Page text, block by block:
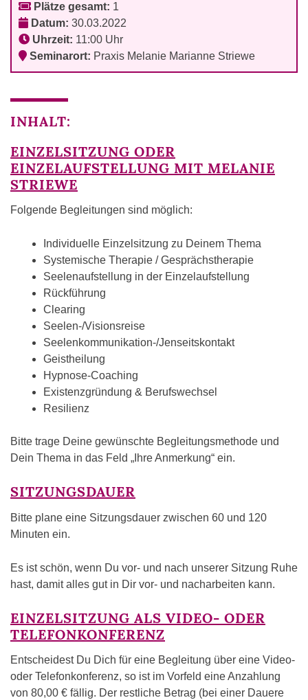
Plätze gesamt: 1
Datum: 30.03.2022
Uhrzeit: 11:00 Uhr
Seminarort: Praxis Melanie Marianne Striewe
INHALT:
EINZELSITZUNG ODER
EINZELAUFSTELLUNG MIT MELANIE
STRIEWE
Folgende Begleitungen sind möglich:
Individuelle Einzelsitzung zu Deinem Thema
Systemische Therapie / Gesprächstherapie
Seelenaufstellung in der Einzelaufstellung
Rückführung
Clearing
Seelen-/Visionsreise
Seelenkommunikation-/Jenseitskontakt
Geistheilung
Hypnose-Coaching
Existenzgründung & Berufswechsel
Resilienz
Bitte trage Deine gewünschte Begleitungsmethode und
Dein Thema in das Feld „Ihre Anmerkung“ ein.
SITZUNGSDAUER
Bitte plane eine Sitzungsdauer zwischen 60 und 120
Minuten ein.
Es ist schön, wenn Du vor- und nach unserer Sitzung Ruhe
hast, damit alles gut in Dir vor- und nacharbeiten kann.
EINZELSITZUNG ALS VIDEO- ODER
TELEFONKONFERENZ
Entscheidest Du Dich für eine Begleitung über eine Video-
oder Telefonkonferenz, so ist im Vorfeld eine Anzahlung
von 80,00 € fällig. Der restliche Betrag (bei einer Dauere